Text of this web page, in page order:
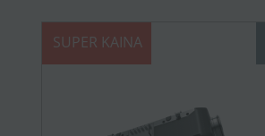
SUPER KAINA